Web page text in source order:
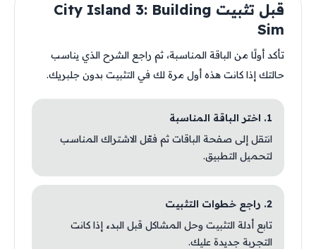
قبل تثبيت City Island 3: Building
Sim
تأكد أولًا من الباقة المناسبة، ثم راجع الشرح الذي يناسب
حالتك إذا كانت هذه أول مرة لك في التثبيت بدون جلبريك.
1. اختر الباقة المناسبة
انتقل إلى صفحة الباقات ثم فعّل الاشتراك المناسب
لتحميل التطبيق.
2. راجع خطوات التثبيت
تابع أدلة التثبيت وحل المشاكل قبل البدء إذا كانت
التجربة جديدة عليك.